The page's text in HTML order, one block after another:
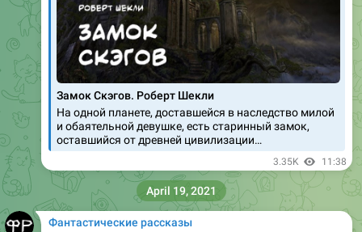
Замок Скэгов. Роберт Шекли
На одной планете, доставшейся в наследство милой
и обаятельной девушке, есть старинный замок,
оставшийся от древней цивилизации…
3.35K 11:38
Фантастические рассказы
April 19, 2021